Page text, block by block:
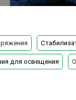
для освещения